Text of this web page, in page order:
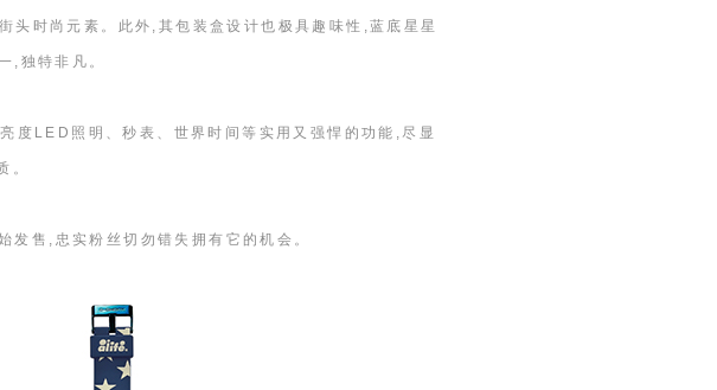
时尚元素。此外,其包装盒设计也极具趣味性,蓝底星星
,独特非凡。
度LED照明、秒表、世界时间等实用又强悍的功能,尽显
。
售,忠实粉丝切勿错失拥有它的机会。